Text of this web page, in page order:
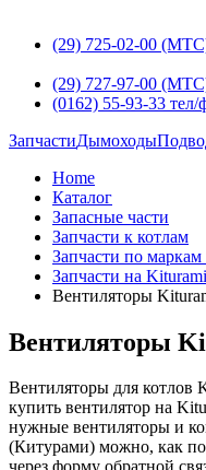
(29) 725-02-00
(29) 727-97-00
(0162) 55-93-33 тел/
ЗапчастиДымоходы
Home
Каталог
Запасные части
Запчасти к котлам
Запчасти по маркам
Запчасти на Kiturami
Вентиляторы
Вентиляторы
Вентиляторы для котлов
купить вентилятор на
нужные вентиляторы и
(Китурами) можно, как по